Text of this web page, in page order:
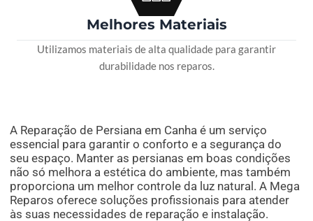
Melhores Materiais
Utilizamos materiais de alta qualidade para garantir
durabilidade nos reparos.
A Reparação de Persiana em Canha é um serviço
essencial para garantir o conforto e a segurança do
seu espaço. Manter as persianas em boas condições
não só melhora a estética do ambiente, mas também
proporciona um melhor controle da luz natural. A Mega
Reparos oferece soluções profissionais para atender
às suas necessidades de reparação e instalação.